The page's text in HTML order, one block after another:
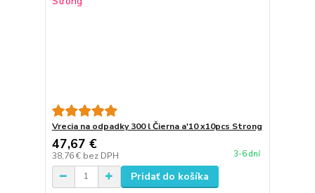
Vrecia na odpadky 300 l Čierna a'10 x10pcs Strong
47,67 €
38,76 € bez DPH 3-6 dní
Pridať do košíka